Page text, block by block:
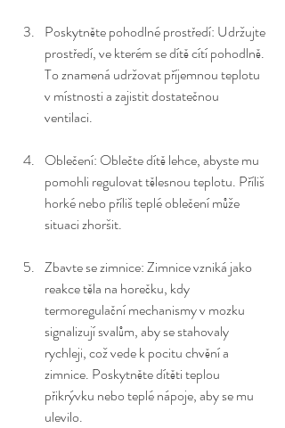
Poskytněte pohodlné prostředí: Udržujte
prostředí, ve kterém se dítě cítí pohodlně.
To znamená udržovat příjemnou teplotu
v místnosti a zajistit dostatečnou
ventilaci.
Oblečení: Oblečte dítě lehce, abyste mu
pomohli regulovat tělesnou teplotu. Příliš
horké nebo příliš teplé oblečení může
situaci zhoršit.
Zbavte se zimnice: Zimnice vzniká jako
reakce těla na horečku, kdy
termoregulační mechanismy v mozku
signalizují svalům, aby se stahovaly
rychleji, což vede k pocitu chvění a
zimnice. Poskytněte dítěti teplou
přikrývku nebo teplé nápoje, aby se mu
ulevilo.